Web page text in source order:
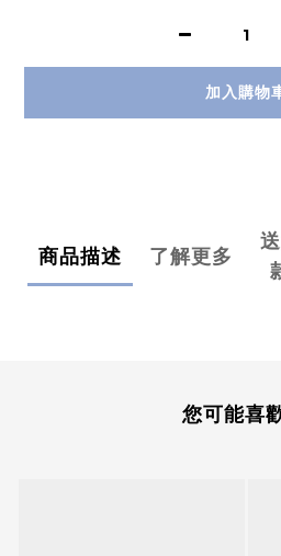
加入購物
商品描述 了解更多
您可能喜